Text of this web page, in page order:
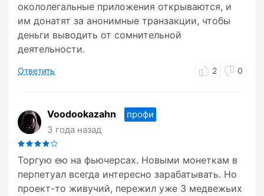
окололегальные приложения открываются, и
им донатят за анонимные транзакции, чтобы
деньги выводить от сомнительной
деятельности.
Ответить 2 0
Voodookazahn
профи
3 года назад
Торгую ею на фьючерсах. Новыми монеткам в
перпетуал всегда интересно зарабатывать. Но
проект-то живучий, пережил уже 3 медвежьих